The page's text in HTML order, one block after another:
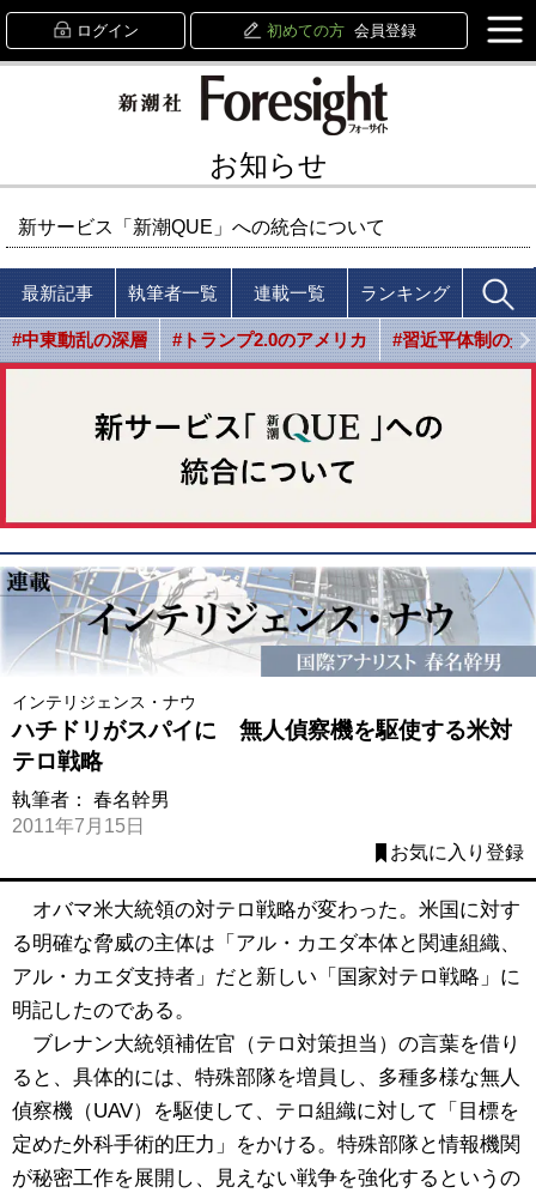
ログイン 初めての方 会員登録
お知らせ
新サービス「新潮QUE」への統合について
最新記事 執筆者一覧 連載一覧 ランキング
#中東動乱の深層 #トランプ2.0のアメリカ #習近平体制の光
インテリジェンス・ナウ
ハチドリがスパイに 無人偵察機を駆使する米対
テロ戦略
執筆者： 春名幹男
2011年7月15日
お気に入り登録
オバマ米大統領の対テロ戦略が変わった。米国に対す
る明確な脅威の主体は「アル・カエダ本体と関連組織、
アル・カエダ支持者」だと新しい「国家対テロ戦略」に
明記したのである。
ブレナン大統領補佐官（テロ対策担当）の言葉を借り
ると、具体的には、特殊部隊を増員し、多種多様な無人
偵察機（UAV）を駆使して、テロ組織に対して「目標を
定めた外科手術的圧力」をかける。特殊部隊と情報機関
が秘密工作を展開し、見えない戦争を強化するというの